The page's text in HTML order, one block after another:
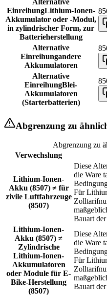
EinreihungLithium-Ionen-
Akkumulator oder -Modul,
in zylindrischer Form, zur
Batterieherstellung
Alternative
Einreihungandere
Akkumulatoren
Alternative
EinreihungBlei-
Akkumulatoren
(Starterbatterien)
Abgrenzung zu
Abgrenzung zu
Verwechslung
Lithium-Ionen-
Akku (8507) ≠ für
zivile Luftfahrzeuge
(8507)
Diese
die Ware
Für
Bauart
Lithium-Ionen-
Akku (8507) ≠
Zylindrische
Lithium-Ionen-
Akkumulatoren
oder Module für E-
Bike-Herstellung
(8507)
Diese
die Ware
Für
Bauart